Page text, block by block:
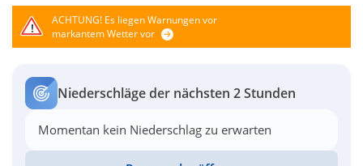
ACHTUNG!Es liegen Warnungen vor
markantem Wetter vor
Niederschläge der nächsten 2 Stunden
Momentan kein Niederschlag zu erwarten